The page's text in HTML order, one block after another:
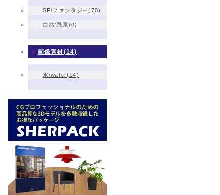
SF/ファンタジー(70)
自然/風景(8)
画像素材(14)
水/water(14)